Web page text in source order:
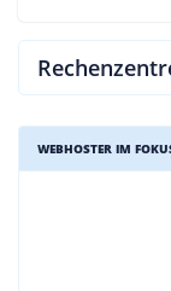
WEBHOSTER IM